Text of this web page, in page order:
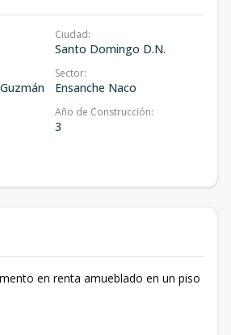
Ciudad:
Santo Domingo D.N.
Sector:
Ensanche Naco
Año de Construcción:
3
en renta amueblado en un piso